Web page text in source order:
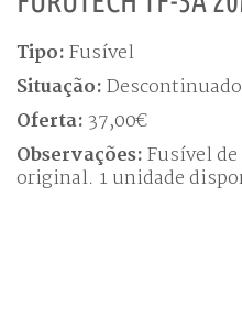
Tipo: Fusível
Situação: Descontinuado
Oferta: 37,00€
Observações: Fusível
original. 1 unidade